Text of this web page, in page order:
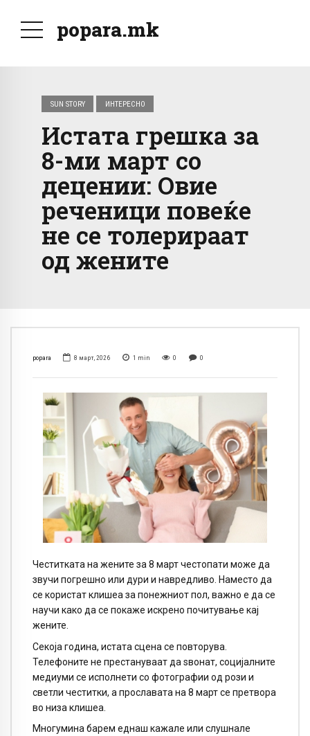
popara.mk
SUN STORY ИНТЕРЕСНО
Истата грешка за
8-ми март со
децении: Овие
реченици повеќе
не се толерираат
од жените
popara 8 март, 2026 1 min 0 0
Честитката на жените за 8 март честопати може да
звучи погрешно или дури и навредливо. Наместо да
се користат клишеа за понежниот пол, важно е да се
научи како да се покаже искрено почитување кај
жените.
Секоја година, истата сцена се повторува.
Телефоните не престануваат да ѕвонат, социјалните
медиуми се исполнети со фотографии од рози и
светли честитки, а прославата на 8 март се претвора
во низа клишеа.
Многумина барем еднаш кажале или слушнале